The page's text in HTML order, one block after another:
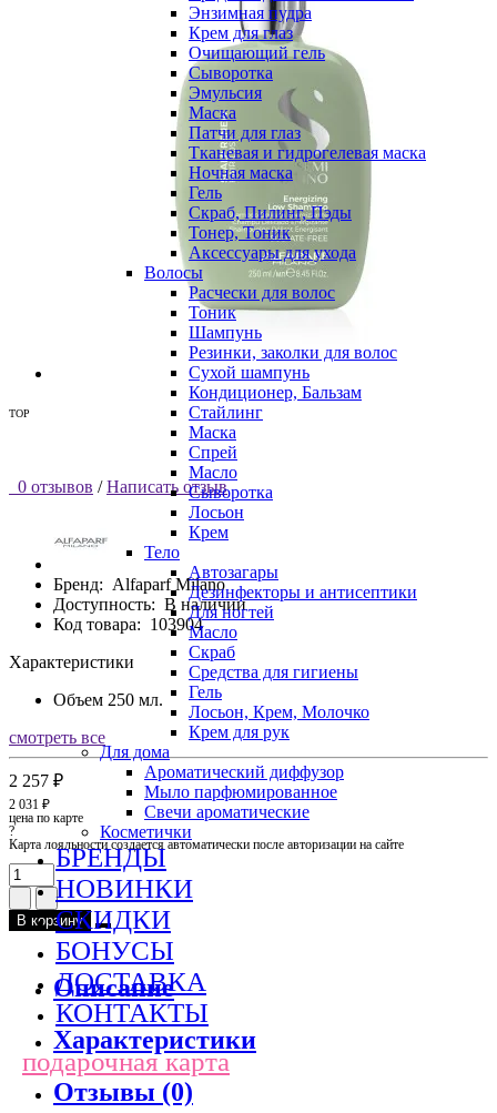
Энзимная пудра
Крем для глаз
Очищающий гель
Сыворотка
Эмульсия
Маска
Патчи для глаз
Тканевая и гидрогелевая маска
Ночная маска
Гель
Скраб, Пилинг, Пэды
Тонер, Тоник
Аксессуары для ухода
Волосы
Расчески для волос
Тоник
Шампунь
Резинки, заколки для волос
Сухой шампунь
Кондиционер, Бальзам
Стайлинг
Маска
Спрей
Масло
Сыворотка
Лосьон
Крем
Тело
Автозагары
Дезинфекторы и антисептики
Для ногтей
Масло
Скраб
Средства для гигиены
Гель
Лосьон, Крем, Молочко
Крем для рук
Для дома
Ароматический диффузор
Мыло парфюмированное
Свечи ароматические
Косметички
БРЕНДЫ
НОВИНКИ
СКИДКИ
БОНУСЫ
ДОСТАВКА
КОНТАКТЫ
подарочная карта
TOP
0 отзывов / Написать отзыв
Бренд: Alfaparf Milano
Доступность: В наличии
Код товара: 103904
Характеристики
Объем 250 мл.
смотреть все
2 257 ₽
2 031 ₽
цена по карте
?
Карта лояльности создается автоматически после авторизации на сайте
В корзину
Описание
Характеристики
Отзывы (0)